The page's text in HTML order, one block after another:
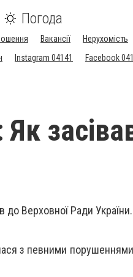
Погода
Вакансії Нерухомість
Instagram 04141 Facebook
до Верховної Ради
з певними